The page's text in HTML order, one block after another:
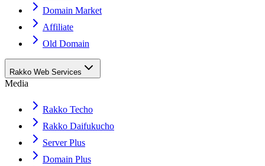
Domain Market
Affiliate
Old Domain
Rakko Web Services
Media
Rakko Techo
Rakko Daifukucho
Server Plus
Domain Plus